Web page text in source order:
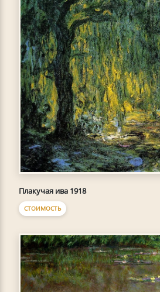
Плакучая ива 1918
СТОИМОСТЬ